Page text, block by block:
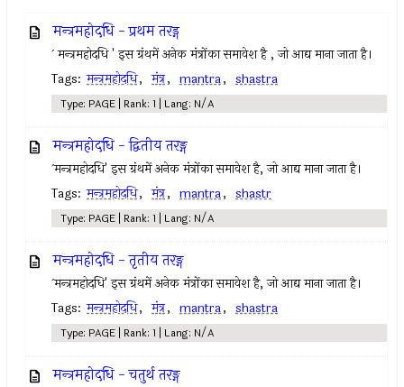
मन्त्रमहोदधि - प्रथम तरड्ग
` मन्त्रमहोदधि ' इस ग्रंथमें अनेक मंत्रोंका समावेश है , जो आद्य माना जाता है।
Tags: मन्त्रमहोदधि, मंत्र, mantra, shastra
Type: PAGE | Rank: 1 | Lang: N/A
मन्त्रमहोदधि - द्वितीय तरङ्ग
`मन्त्रमहोदधि' इस ग्रंथमें अनेक मंत्रोंका समावेश है, जो आद्य माना जाता है।
Tags: मन्त्रमहोदधि, मंत्र, mantra, shastr
Type: PAGE | Rank: 1 | Lang: N/A
मन्त्रमहोदधि - तृतीय तरङ्ग
`मन्त्रमहोदधि' इस ग्रंथमें अनेक मंत्रोंका समावेश है, जो आद्य माना जाता है।
Tags: मन्त्रमहोदधि, मंत्र, mantra, shastra
Type: PAGE | Rank: 1 | Lang: N/A
मन्त्रमहोदधि - चतुर्थ तरङ्ग